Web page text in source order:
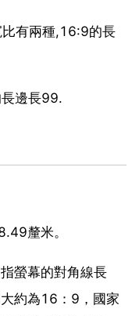
有兩種,16:9的長
邊長99.
釐米。
螢幕的對角線長
約為16：9，國家